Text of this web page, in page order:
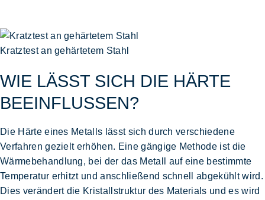
Kratztest an gehärtetem Stahl
WIE LÄSST SICH DIE HÄRTE
BEEINFLUSSEN?
Die Härte eines Metalls lässt sich durch verschiedene
Verfahren gezielt erhöhen. Eine gängige Methode ist die
Wärmebehandlung, bei der das Metall auf eine bestimmte
Temperatur erhitzt und anschließend schnell abgekühlt wird.
Dies verändert die Kristallstruktur des Materials und es wird